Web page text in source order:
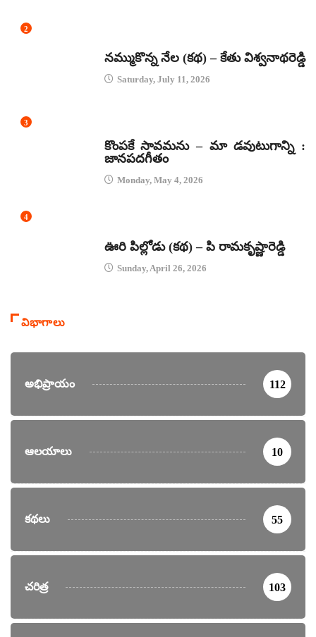
2
నమ్ముకొన్న నేల (కథ) – కేతు విశ్వనాథరెడ్డి
Saturday, July 11, 2026
3
కొంపకే సావమను – మా డవుటుగాన్ని :
జానపదగీతం
Monday, May 4, 2026
4
ఊరి పిల్లోడు (కథ) – పి రామకృష్ణారెడ్డి
Sunday, April 26, 2026
విభాగాలు
అభిప్రాయం 112
ఆలయాలు 10
కథలు 55
చరిత్ర 103